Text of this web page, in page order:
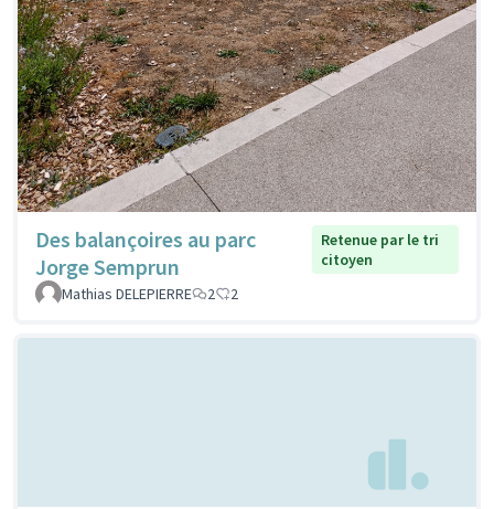
Des balançoires au parc
Jorge Semprun
Retenue par le tri
citoyen
Mathias DELEPIERRE
2 2